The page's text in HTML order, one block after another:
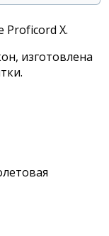
Proficord X.
изготовлена